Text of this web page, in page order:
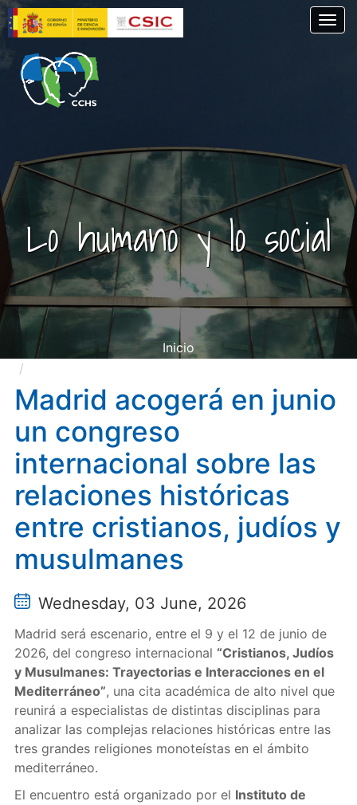
Skip
to
main
content
Lo humano y lo social
Inicio
sobre las relaciones históricas entre cristianos, judíos
y musulmanes
Madrid acogerá en junio
un congreso
internacional sobre las
relaciones históricas
entre cristianos, judíos y
musulmanes
Wednesday, 03 June, 2026
Madrid será escenario, entre el 9 y el 12 de junio de
2026, del congreso internacional “Cristianos, Judíos
y Musulmanes: Trayectorias e Interacciones en el
Mediterráneo”, una cita académica de alto nivel que
reunirá a especialistas de distintas disciplinas para
analizar las complejas relaciones históricas entre las
tres grandes religiones monoteístas en el ámbito
mediterráneo.
El encuentro está organizado por el Instituto de